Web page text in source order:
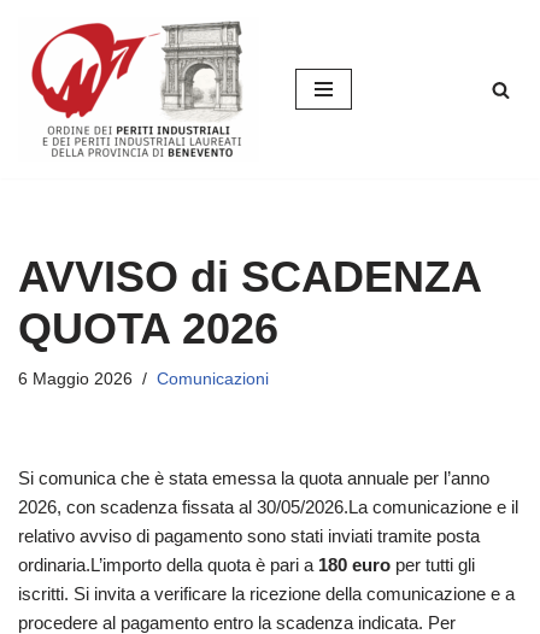
Vai
contenuto
AVVISO di SCADENZA
QUOTA 2026
6 Maggio 2026 Comunicazioni
Si comunica che è stata emessa la quota annuale per l’anno
2026, con scadenza fissata al 30/05/2026.La comunicazione e il
relativo avviso di pagamento sono stati inviati tramite posta
ordinaria.L’importo della quota è pari a 180 euro per tutti gli
iscritti. Si invita a verificare la ricezione della comunicazione e a
procedere al pagamento entro la scadenza indicata. Per